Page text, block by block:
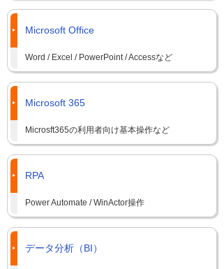
Microsoft Office
Word / Excel / PowerPoint / Accessなど
Microsoft 365
Microsft365の利用者向け基本操作など
RPA
Power Automate / WinActor操作
データ分析（BI）